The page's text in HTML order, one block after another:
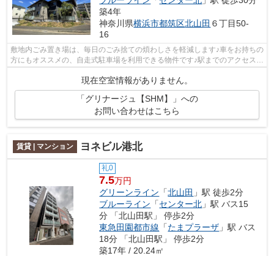
築4年
神奈川県横浜市都筑区北山田 ６丁目50-
16
敷地内ごみ置き場は、毎日のごみ捨ての煩わしさを軽減します♪車をお持ちの
方にもオススメの、自走式駐車場を利用できる物件です♪駅までのアクセスが
現在空室情報がありません。
「グリナージュ【SHM】」への
お問い合わせはこちら
賃貸 | マンション ヨネビル港北
礼0
7.5万円
グリーンライン 「北山田 」駅 徒歩2分
ブルーライン 「センター北 」駅 バス15
分 「北山田駅」 停歩2分
東急田園都市線 「たまプラーザ 」駅 バス
18分 「北山田駅」 停歩2分
築17年 / 20.24㎡